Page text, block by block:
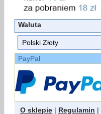
Waluta
PayPal
O sklepie | Regulamin |